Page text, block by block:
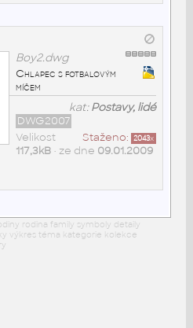
Boy2.dwg
Chlapec s fotbalovým
míčem
kat:Postavy, lidé
DWG2007
Staženo: 2043x
Velikost
117,3kB• ze dne 09.01.2009
rodina family symboly detaily
výkres téma kategorie kolekce